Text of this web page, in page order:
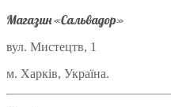
Магазин «Сальвадор»
вул. Мистецтв, 1
м. Харків, Україна.